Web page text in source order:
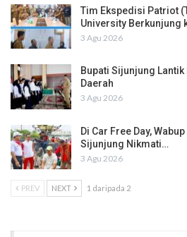
Tim Ekspedisi Patriot
University Berkunjung
3 Agu 2026
Bupati Sijunjung
Daerah
3 Agu 2026
Di Car Free Day,
Sijunjung Nikmati…
3 Agu 2026
PREV NEXT 1 daripada 2